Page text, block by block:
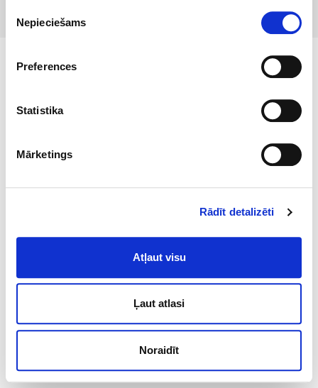
izvēle
Nepieciešams
Preferences
Statistika
Mārketings
Rādīt detalizēti
Atļaut visu
Ļaut atlasi
Noraidīt
policy|Cookie Policy
SONARO